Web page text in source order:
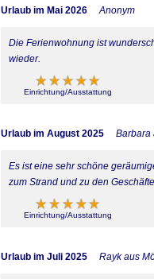
Urlaub im Mai 2026 Anonym
Die Ferienwohnung ist
wieder.
Einrichtung/Ausstattung
Urlaub im August 2025 Barbara
Es ist eine sehr schöne
zum Strand und zu den
Einrichtung/Ausstattung
Urlaub im Juli 2025 Rayk aus